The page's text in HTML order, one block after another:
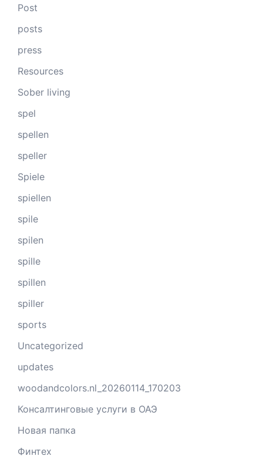
Post
posts
press
Resources
Sober living
spel
spellen
speller
Spiele
spiellen
spile
spilen
spille
spillen
spiller
sports
Uncategorized
updates
woodandcolors.nl_20260114_170203
Консалтинговые услуги в ОАЭ
Новая папка
Финтех